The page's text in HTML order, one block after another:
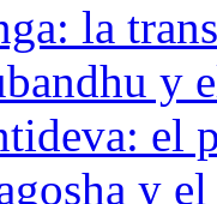
la
y
el
y